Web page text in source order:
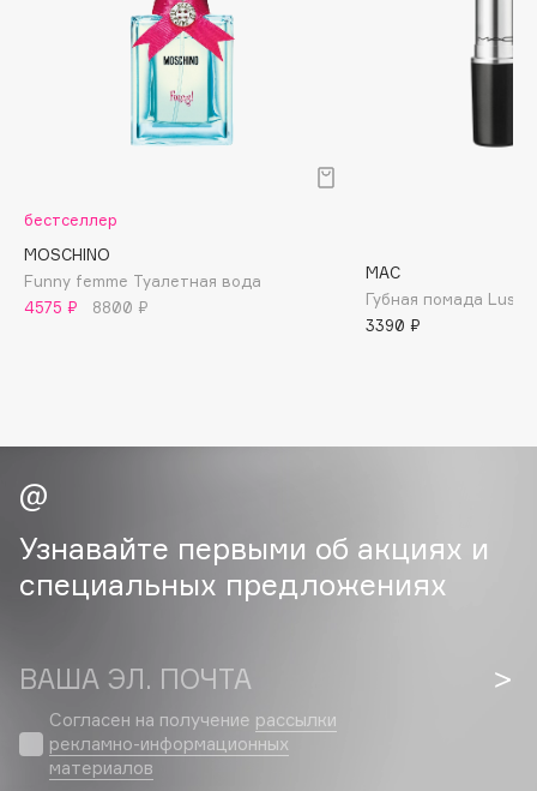
BORK
Brunello Cucinelli
Cadence
Carmex
Carolina Herrera
Catrice
Celimax
бестселлер
MOSCHINO
Funny femme Туалетная вода
4575 ₽
8800 ₽
MAC
Губная помада
3390 ₽
Узнавайте первыми об акциях и
специальных предложениях
ВАША ЭЛ. ПОЧТА
Согласен на получение рассылки
рекламно-информационных
материалов